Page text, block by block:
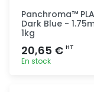
Panchroma™
Dark Blue -
1kg
20,65 € HT
En stock